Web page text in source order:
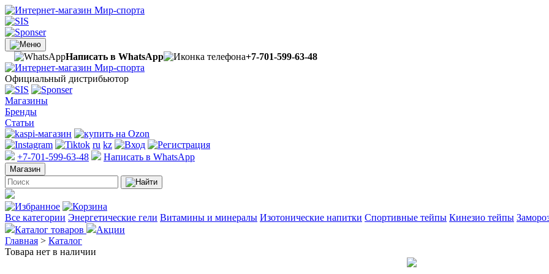
Написать в WhatsApp +7-701-599-63-48
Официальный дистрибьютор
Магазины
Бренды
Статьи
ru kz
+7-701-599-63-48
Написать в WhatsApp
Магазин
Все категории Энергетические гели Витамины и минералы Изотонические напитки Спортивные тейпы Кинезио тейпы
Каталог товаров
Акции
Главная > Каталог
Товара нет в наличии